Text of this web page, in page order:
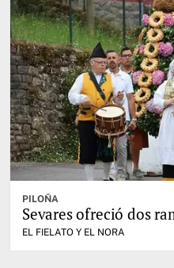
PILOÑA
Sevares ofreció dos
EL FIELATO Y EL NORA